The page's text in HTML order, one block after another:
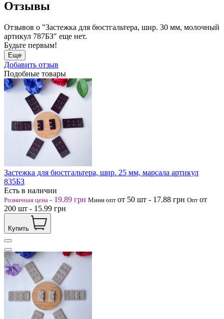
Отзывы
Отзывов о "Застежка для бюстгальтера, шир. 30 мм, молочный
артикул 787БЗ" еще нет.
Будьте первым!
Еще
Добавить отзыв
Подобные товары
Застежка для бюстгальтера, шир. 25 мм, марсала артикул
835БЗ
Есть в наличии
Розничная цена - 19.89 грн Мини опт от 50 шт - 17.88 грн Опт от
200 шт - 15.99 грн
Купить